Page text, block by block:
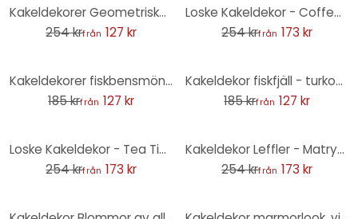
Kakeldekorer Geometriska ornament i svart-beige - Treechild - set om 12
254 krfrån 127 kr
Loske Kakeldekor - Coffee Time - uppsättning om 12
254 krfrån 173 kr
Kakeldekorer fiskbensmönster filigran - sand - set om 12
185 krfrån 127 kr
Kakeldekor fiskfjäll - turkos - set om 12
185 krfrån 127 kr
Loske Kakeldekor - Tea Time - uppsättning om 12
254 krfrån 173 kr
Kakeldekor Leffler - Matryoshka - Uppsättning om 12
254 krfrån 173 kr